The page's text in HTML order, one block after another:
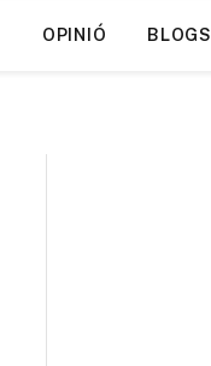
OPINIÓ BLOGS